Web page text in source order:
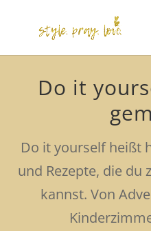
Do it
Do it yourself heißt
und Rezepte, die du
kannst. Von